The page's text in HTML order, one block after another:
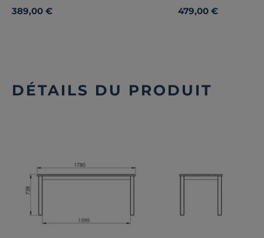
389,00 €
479,00 €
DÉTAILS DU PRODUIT